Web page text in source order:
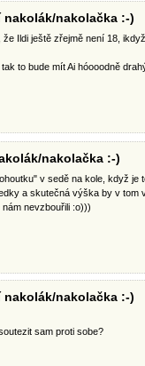
nakolák/nakolačka :-)
Ildi ještě zřejmě není 18,
to bude mít Ai hóooodně
nakolačka :-)
v sedě na kole, když je
a skutečná výška by v tom
nevzbouřili :o)))
nakolák/nakolačka :-)
sam proti sobe?